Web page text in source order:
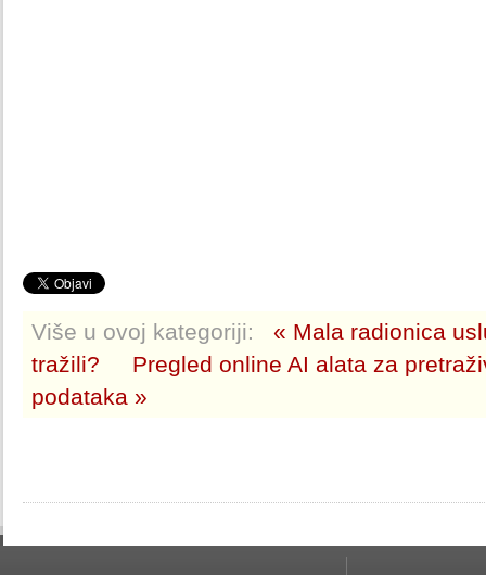
Više u ovoj kategoriji:
« Mala radionica
tražili?
Pregled online AI alata za
podataka »